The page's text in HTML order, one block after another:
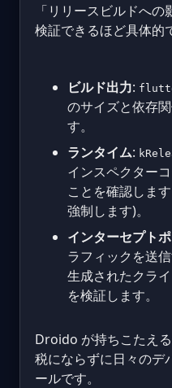
「リリースビルドへの
検証できるほど具体的
ビルド出力:
のサイズと依存
す。
ランタイム:
インスペクター
ことを確認しま
強制します)。
インターセプト
ラフィックを送
生成されたクラ
を検証します。
Droido が持ちこたえ
税にならずに日々のデ
ールです。